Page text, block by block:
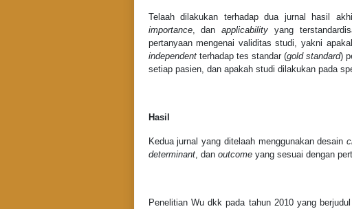
Telaah dilakukan terhadap dua jurnal hasil
importance, danapplicability yang
pertanyaan mengenai validitas studi, yakni
independentterhadap tes standar (gold standard)
setiap pasien, dan apakah studi dilakukan pada
Hasil
Kedua jurnal yang ditelaah menggunakan desain
determinant, dan outcomeyang sesuai dengan
Penelitian Wu dkk pada tahun 2010 yang berjudul